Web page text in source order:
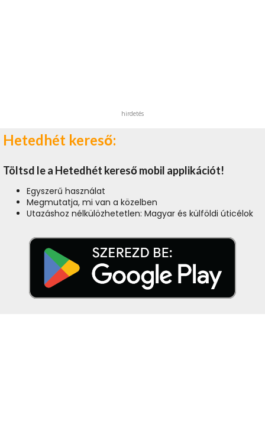
hirdetés
Hetedhét kereső:
Töltsd le a Hetedhét kereső mobil applikációt!
Egyszerű használat
Megmutatja, mi van a közelben
Utazáshoz nélkülözhetetlen: Magyar és külföldi úticélok